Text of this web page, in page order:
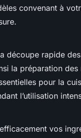
convenant à
découpe rapide
la préparation des
pour la
l’utilisation
vos